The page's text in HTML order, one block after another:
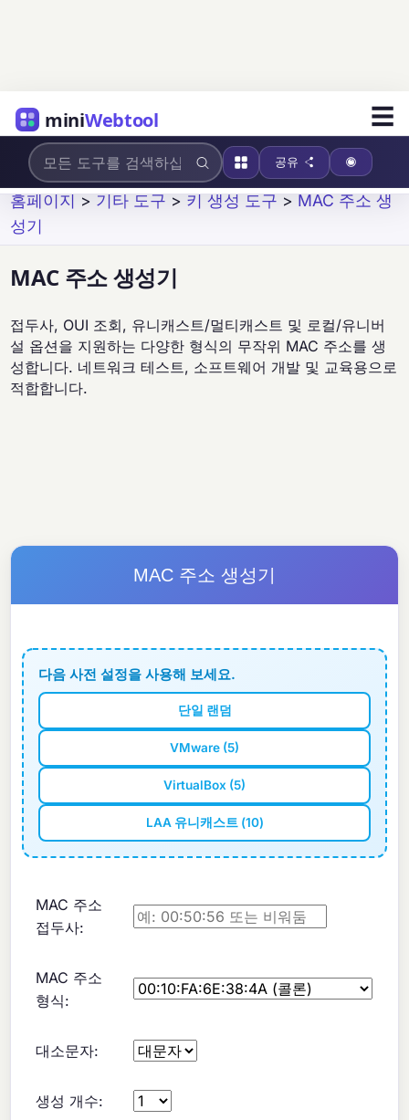
miniWebtool ☰
공유
홈페이지 > 기타 도구 > 키 생성 도구 > MAC 주소 생
성기
MAC 주소 생성기
접두사, OUI 조회, 유니캐스트/멀티캐스트 및 로컬/유니버
설 옵션을 지원하는 다양한 형식의 무작위 MAC 주소를 생
성합니다. 네트워크 테스트, 소프트웨어 개발 및 교육용으로
적합합니다.
MAC 주소 생성기
다음 사전 설정을 사용해 보세요.
단일 랜덤
VMware (5)
VirtualBox (5)
LAA 유니캐스트 (10)
MAC 주소
접두사:
MAC 주소
형식:
대소문자:
생성 개수: